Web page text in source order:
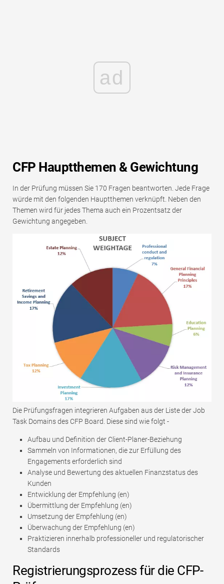
ad
CFP Hauptthemen & Gewichtung
In der Prüfung müssen Sie 170 Fragen beantworten. Jede Frage
würde mit den folgenden Hauptthemen verknüpft. Neben den
Themen wird für jedes Thema auch ein Prozentsatz der
Gewichtung angegeben.
Die Prüfungsfragen integrieren Aufgaben aus der Liste der Job
Task Domains des CFP Board. Diese sind wie folgt -
Aufbau und Definition der Client-Planer-Beziehung
Sammeln von Informationen, die zur Erfüllung des
Engagements erforderlich sind
Analyse und Bewertung des aktuellen Finanzstatus des
Kunden
Entwicklung der Empfehlung (en)
Übermittlung der Empfehlung (en)
Umsetzung der Empfehlung (en)
Überwachung der Empfehlung (en)
Praktizieren innerhalb professioneller und regulatorischer
Standards
Registrierungsprozess für die CFP-